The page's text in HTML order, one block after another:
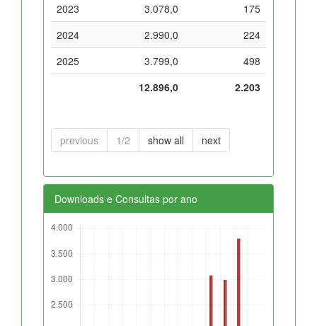
2023
3.078,0
175
2024
2.990,0
224
2025
3.799,0
498
12.896,0
2.203
previous 1/2 show all next
Downloads e Consultas por ano